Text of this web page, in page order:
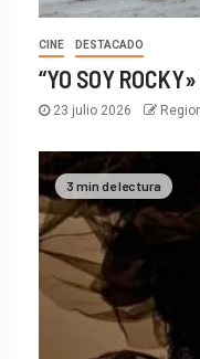
CINE DESTACADO
“YO SOY
23 julio 2026
3 min de lectura